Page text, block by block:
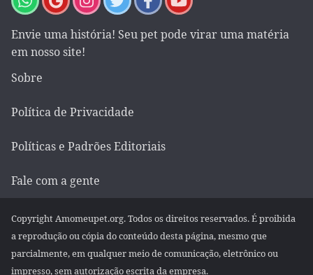
Envie uma história! Seu pet pode virar uma matéria
em nosso site!
Sobre
Política de Privacidade
Políticas e Padrões Editoriais
Fale com a gente
Copyright Amomeupet.org. Todos os direitos reservados. É proibida
a reprodução ou cópia do conteúdo desta página, mesmo que
parcialmente, em qualquer meio de comunicação, eletrônico ou
impresso, sem autorização escrita da empresa.